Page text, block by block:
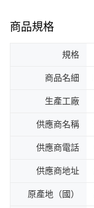
商品規格
規格
商品名細
生產工廠
供應商名稱
供應商電話
供應商地址
原產地（國）